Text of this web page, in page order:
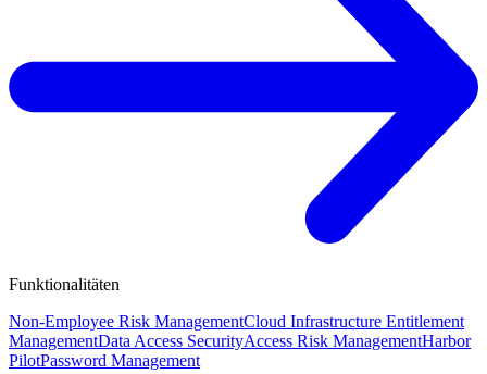
Funktionalitäten
Non-Employee Risk ManagementCloud Infrastructure Entitlement
ManagementData Access SecurityAccess Risk ManagementHarbor
PilotPassword Management